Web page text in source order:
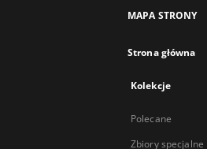
MAPA STRONY
Strona główna
Kolekcje
Polecane
Zbiory specjalne